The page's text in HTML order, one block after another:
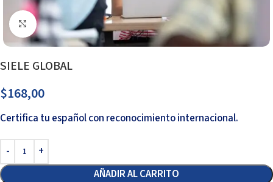
Click to enlarge
SIELE GLOBAL
$168,00
Certifica tu español con reconocimiento internacional.
AÑADIR AL CARRITO